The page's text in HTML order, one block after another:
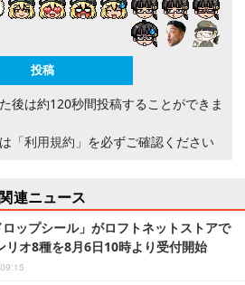
後は約120秒間投稿することができま
「利用規約」 を必ずご確認ください
連ニュース
ロップシール」がロフトネットストアで
リオ8種を8月6日10時より受付開始